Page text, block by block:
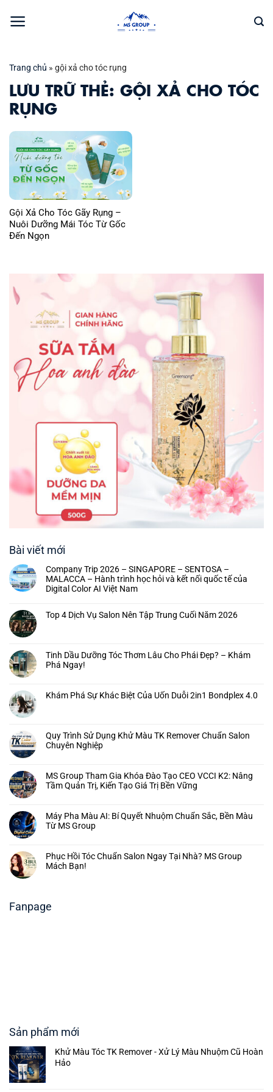
qua
Trang chủ » gội xả cho tóc rụng
LƯU TRỮ THẺ: GỘI XẢ CHO TÓC
RỤNG
Gội Xả Cho Tóc Gãy Rụng –
Nuôi Dưỡng Mái Tóc Từ Gốc
Đến Ngọn
Bài viết mới
Company Trip 2026 – SINGAPORE – SENTOSA –
MALACCA – Hành trình học hỏi và kết nối quốc tế của
Digital Color AI Việt Nam
Top 4 Dịch Vụ Salon Nên Tập Trung Cuối Năm 2026
Tinh Dầu Dưỡng Tóc Thơm Lâu Cho Phái Đẹp? – Khám
Phá Ngay!
Khám Phá Sự Khác Biệt Của Uốn Duỗi 2in1 Bondplex 4.0
Quy Trình Sử Dụng Khử Màu TK Remover Chuẩn Salon
Chuyên Nghiệp
MS Group Tham Gia Khóa Đào Tạo CEO VCCI K2: Nâng
Tầm Quản Trị, Kiến Tạo Giá Trị Bền Vững
Máy Pha Màu AI: Bí Quyết Nhuộm Chuẩn Sắc, Bền Màu
Từ MS Group
Phục Hồi Tóc Chuẩn Salon Ngay Tại Nhà? MS Group
Mách Bạn!
Fanpage
Sản phẩm mới
Khử Màu Tóc TK Remover - Xử Lý Màu Nhuộm Cũ Hoàn
Hảo